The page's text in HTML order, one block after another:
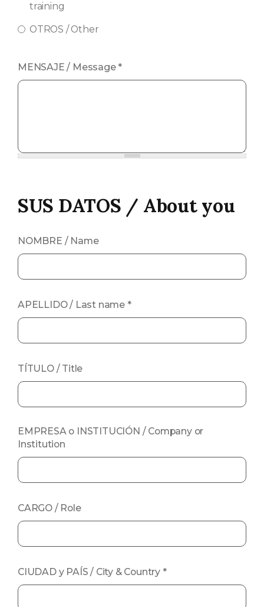
training
OTROS / Other
MENSAJE / Message *
SUS DATOS / About you
NOMBRE / Name
APELLIDO / Last name *
TÍTULO / Title
EMPRESA o INSTITUCIÓN / Company or
Institution
CARGO / Role
CIUDAD y PAÍS / City & Country *